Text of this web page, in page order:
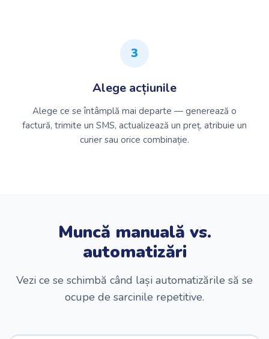
3
Alege acțiunile
Alege ce se întâmplă mai departe — generează o
factură, trimite un SMS, actualizează un preț, atribuie un
curier sau orice combinație.
Muncă manuală vs.
automatizări
Vezi ce se schimbă când lași automatizările să se
ocupe de sarcinile repetitive.